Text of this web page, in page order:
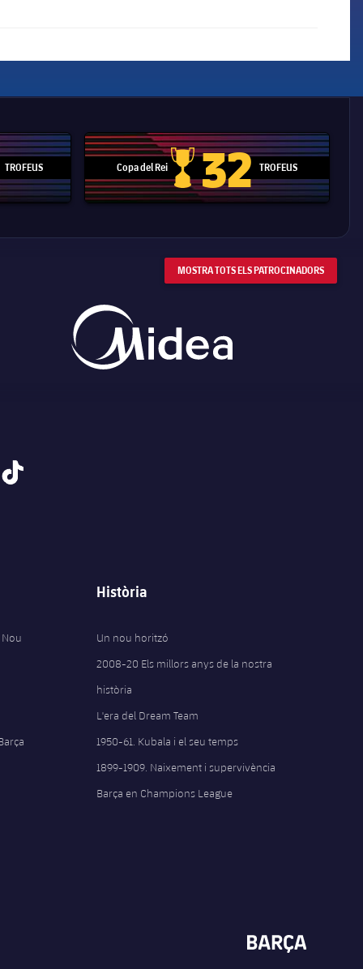
de Clubs
TROFEUS Copa del Rei
Copa del Rei
32 TROFEUS
MOSTRA TOTS ELS PATROCINADORS
tiktok
Història
Un nou horitzó
2008-20 Els millors anys de la nostra
història
L'era del Dream Team
1950-61. Kubala i el seu temps
1899-1909. Naixement i supervivència
Barça en Champions League